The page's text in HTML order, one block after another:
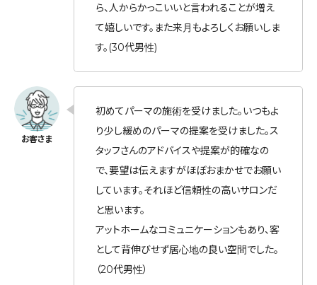
ら、人からかっこいいと言われることが増え
て嬉しいです。また来月もよろしくお願いしま
す。(30代男性)
初めてパーマの施術を受けました。いつもよ
り少し緩めのパーマの提案を受けました。ス
タッフさんのアドバイスや提案が的確なの
で、要望は伝えますがほぼおまかせでお願い
しています。それほど信頼性の高いサロンだ
と思います。
アットホームなコミュニケーションもあり、客
として背伸びせず居心地の良い空間でした。
（20代男性）